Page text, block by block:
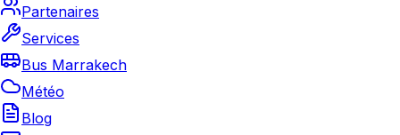
Partenaires
Services
Bus Marrakech
Météo
Blog